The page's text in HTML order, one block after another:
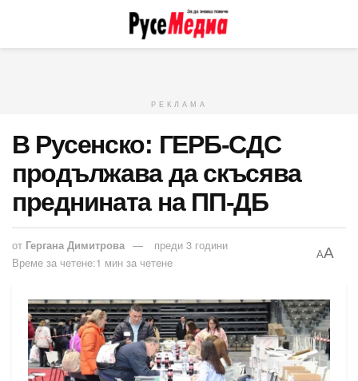
РЕКЛАМА
В Русенско: ГЕРБ-СДС
продължава да скъсява
преднината на ПП-ДБ
от Гергана Димитрова
преди 3 години
Време за четене:1 мин за четене
AA